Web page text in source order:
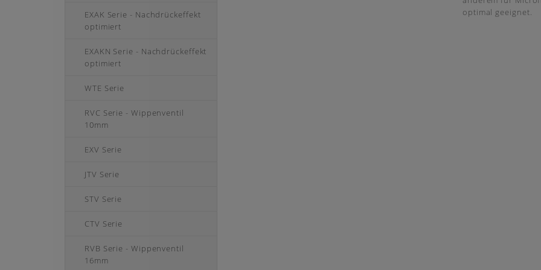
EXAK Serie - Nachdrückeffekt
optimiert
EXAKN Serie - Nachdrückeffekt
optimiert
WTE Serie
RVC Serie - Wippenventil
10mm
EXV Serie
JTV Serie
STV Serie
CTV Serie
RVB Serie - Wippenventil
16mm
optimal geeignet.